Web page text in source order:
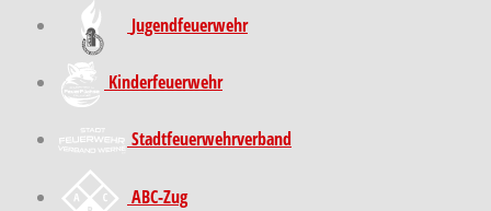
Jugendfeuerwehr
Kinder­feuer­wehr
Stadt­feuer­wehr­verband
ABC-Zug